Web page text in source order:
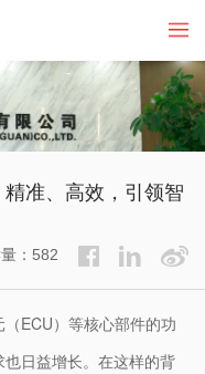
准、高效，引领智
：582
ECU）等核心部件的功
日益增长。在这样的背